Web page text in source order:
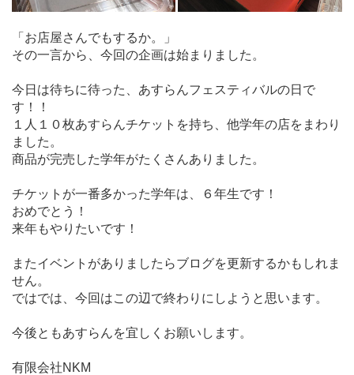
「お店屋さんでもするか。」
その一言から、今回の企画は始まりました。
今日は待ちに待った、あすらんフェスティバルの日で
す！！
１人１０枚あすらんチケットを持ち、他学年の店をまわり
ました。
商品が完売した学年がたくさんありました。
チケットが一番多かった学年は、６年生です！
おめでとう！
来年もやりたいです！
またイベントがありましたらブログを更新するかもしれま
せん。
ではでは、今回はこの辺で終わりにしようと思います。
今後ともあすらんを宜しくお願いします。
有限会社NKM